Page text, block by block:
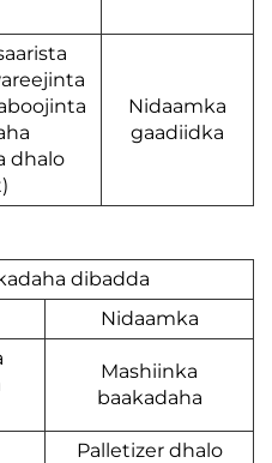
saarista
wareejinta
qaboojinta
dhalo
pallet)
baakadaha dibadda
Nidaamka
Mashiinka
Palletizer